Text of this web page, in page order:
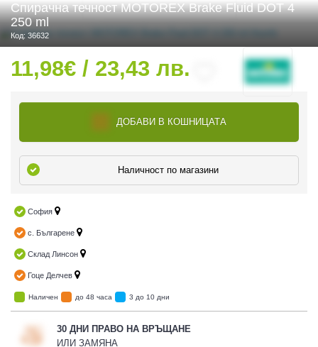
Спирачна течност MOTOREX Brake Fluid DOT 4
250 ml
Код: 36632
11,98€ / 23,43 лв.
ДОБАВИ В КОШНИЦАТА
Наличност по магазини
София
с. Българене
Склад Линсон
Гоце Делчев
Наличен до 48 часа 3 до 10 дни
30 ДНИ ПРАВО НА ВРЪЩАНЕ
ИЛИ ЗАМЯНА